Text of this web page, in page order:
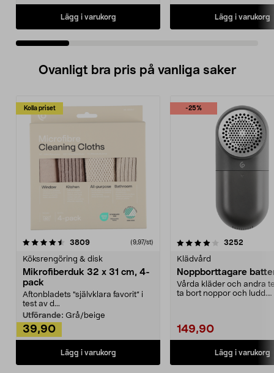
Lägg i varukorg Lägg i varukorg
Ovanligt bra pris på vanliga saker
Kolla priset
3809recensioner (9,97/st)
Köksrengöring & disk
Mikrofiberduk 32 x 31 cm, 4-
pack
Aftonbladets "självklara favorit” i
test av d...
Utförande: Grå/beige
39,90
Lägg i varukorg
-25%
4.0av 5 stjärnor 3252
Klädvård
Noppborttagare
Vårda kläder och andra
ta bort noppor och ludd.
149,90
Lägg i varukorg
4.5av 5 stjärnor